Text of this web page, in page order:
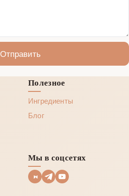
Отправить
Полезное
Ингредиенты
Блог
Мы в соцсетях